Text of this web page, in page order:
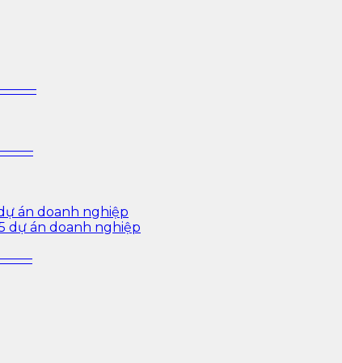
ngành ngân hàng – bảo hiểm – chứng khoán
án doanh nghiệp
dự án doanh nghiệp